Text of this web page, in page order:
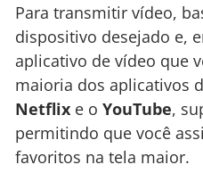
Para transmitir vídeo,
dispositivo desejado e,
aplicativo de vídeo que
maioria dos aplicativos
Netflix e o YouTube,
permitindo que você
favoritos na tela maior.